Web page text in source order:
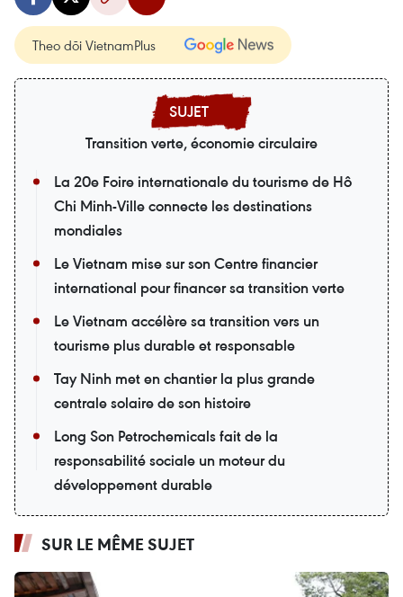
Theo dõi VietnamPlus
Transition verte, économie circulaire
La 20e Foire internationale du tourisme de Hô
Chi Minh-Ville connecte les destinations
mondiales
Le Vietnam mise sur son Centre financier
international pour financer sa transition verte
Le Vietnam accélère sa transition vers un
tourisme plus durable et responsable
Tay Ninh met en chantier la plus grande
centrale solaire de son histoire
Long Son Petrochemicals fait de la
responsabilité sociale un moteur du
développement durable
SUR LE MÊME SUJET